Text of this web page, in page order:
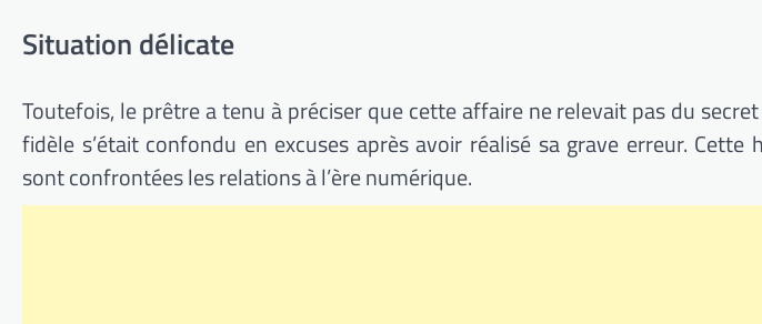
Situation délicate
Toutefois, le prêtre a tenu à préciser que cette affaire ne relevait pas du
fidèle s’était confondu en excuses après avoir réalisé sa grave erreur.
sont confrontées les relations à l’ère numérique.